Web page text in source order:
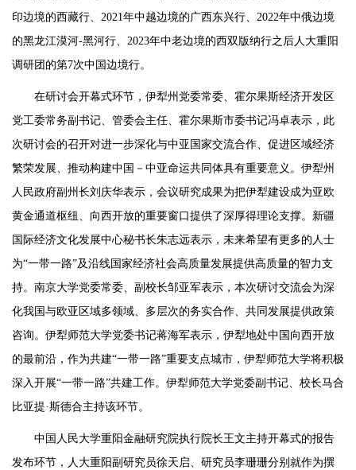
印边境的西藏行、2021年中越边境的广西东兴行、2022年中俄边境
的黑龙江漠河-黑河行、2023年中老边境的西双版纳行之后人大重阳
调研团的第7次中国边境行。
在研讨会开幕式环节，伊犁州党委常委、霍尔果斯经济开发区
党工委常务副书记、管委会主任、霍尔果斯市委书记冯卓表示，此
次研讨会的召开对进一步深化与中亚国家交流合作、促进区域经济
繁荣发展、推动构建中国－中亚命运共同体具有重要意义。伊犁州
人民政府副州长刘庆华表示，会议研究成果为把伊犁建设成为亚欧
黄金通道枢纽、向西开放的重要窗口提供了深厚得理论支撑。新疆
国际经济文化发展中心秘书长朱志远表示，未来希望有更多的人士
为“一带一路”及沿线国家经济社会高质量发展提供高质量的智力支
持。南京大学党委常委、副校长邹亚军表示，本次研讨交流会为深
化我国与欧亚区域多领域、多层次的务实合作、共同发展提供政策
咨询。伊犁师范大学党委书记蒋海军表示，伊犁地处中国向西开放
的最前沿，作为共建“一带一路”重要支点城市，伊犁师范大学将积极
深入开展“一带一路”共建工作。伊犁师范大学党委副书记、校长马合
比亚提·斯德合主持该环节。
中国人民大学重阳金融研究院执行院长王文主持开幕式的报告
发布环节，人大重阳副研究员徐天启、研究员李珊珊分别就作为撰